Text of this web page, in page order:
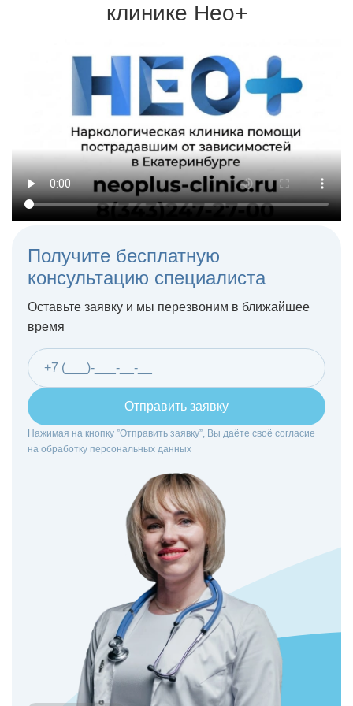
Терапия может проходить на дому или в стационаре
клинике Нео+
Получите бесплатную
консультацию специалиста
Оставьте заявку и мы перезвоним в ближайшее
время
Отправить заявку
Нажимая на кнопку ”Отправить заявку”, Вы даёте своё согласие
на обработку персональных данных